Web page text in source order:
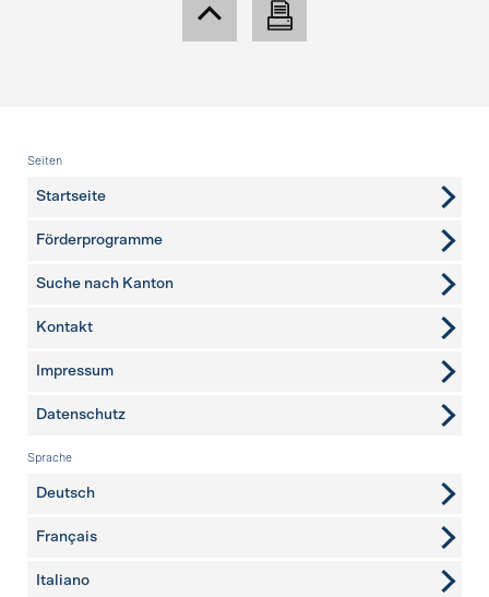
Fusszeile
Seiten
Startseite
Förderprogramme
Suche nach Kanton
weitere Seiten
Kontakt
Impressum
Datenschutz
Sprache
Deutsch
Français
Italiano